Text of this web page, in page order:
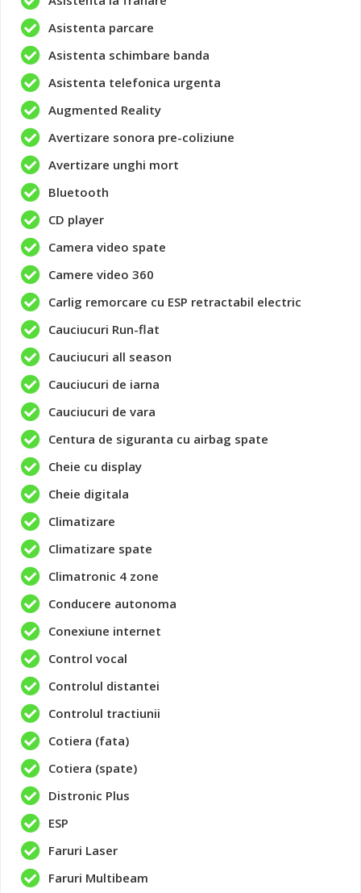
Asistenta parcare
Asistenta schimbare banda
Asistenta telefonica urgenta
Augmented Reality
Avertizare sonora pre-coliziune
Avertizare unghi mort
Bluetooth
CD player
Camera video spate
Camere video 360
Carlig remorcare cu ESP retractabil electric
Cauciucuri Run-flat
Cauciucuri all season
Cauciucuri de iarna
Cauciucuri de vara
Centura de siguranta cu airbag spate
Cheie cu display
Cheie digitala
Climatizare
Climatizare spate
Climatronic 4 zone
Conducere autonoma
Conexiune internet
Control vocal
Controlul distantei
Controlul tractiunii
Cotiera (fata)
Cotiera (spate)
Distronic Plus
ESP
Faruri Laser
Faruri Multibeam